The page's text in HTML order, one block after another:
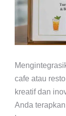
cafe atau
kreatif dan
Anda